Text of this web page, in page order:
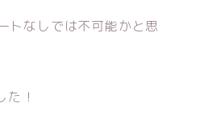
トなしでは不可能かと思
た！